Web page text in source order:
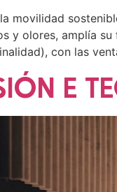
movilidad
y olores, amplía
con las
E